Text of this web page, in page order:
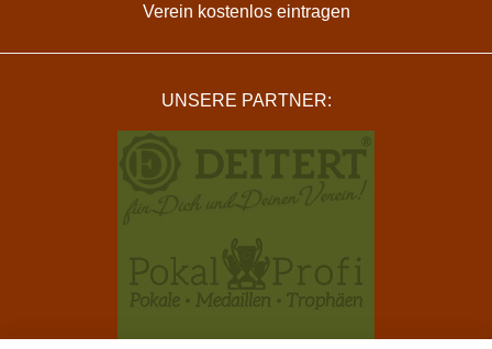
Verein kostenlos eintragen
UNSERE PARTNER: